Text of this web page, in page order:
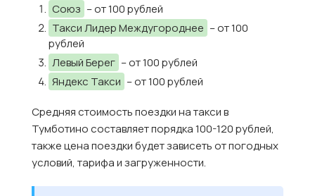
Союз – от 100 рублей
Такси Лидер Междугороднее – от 100
рублей
Левый Берег – от 100 рублей
Яндекс Такси – от 100 рублей
Средняя стоимость поездки на такси в
Тумботино составляет порядка 100-120 рублей,
также цена поездки будет зависеть от погодных
условий, тарифа и загруженности.